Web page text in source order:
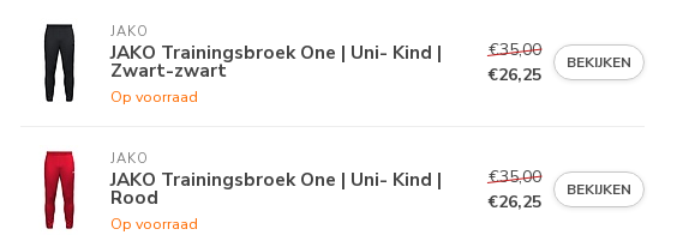
JAKO
JAKO Trainingsbroek One | Uni- Kind |
Zwart-zwart
Op voorraad
€35,00
€26,25
BEKIJKEN
JAKO
JAKO Trainingsbroek One | Uni- Kind |
Rood
Op voorraad
€35,00
€26,25
BEKIJKEN